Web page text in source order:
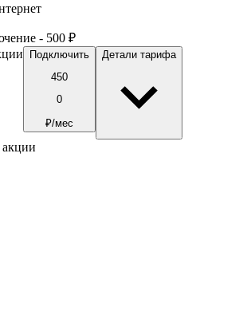
- 500 ₽
Подключить
450
0
₽/мес
Детали тарифа
акции